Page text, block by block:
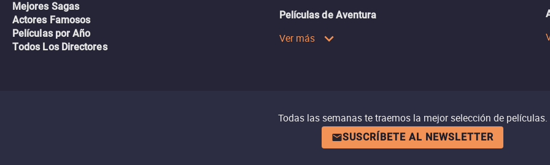
Mejores Sagas
Actores Famosos
Películas por Año
Todos Los Directores
Películas de Aventura
Ver más
Todas las semanas te traemos la mejor selección de películas.
SUSCRÍBETE AL NEWSLETTER